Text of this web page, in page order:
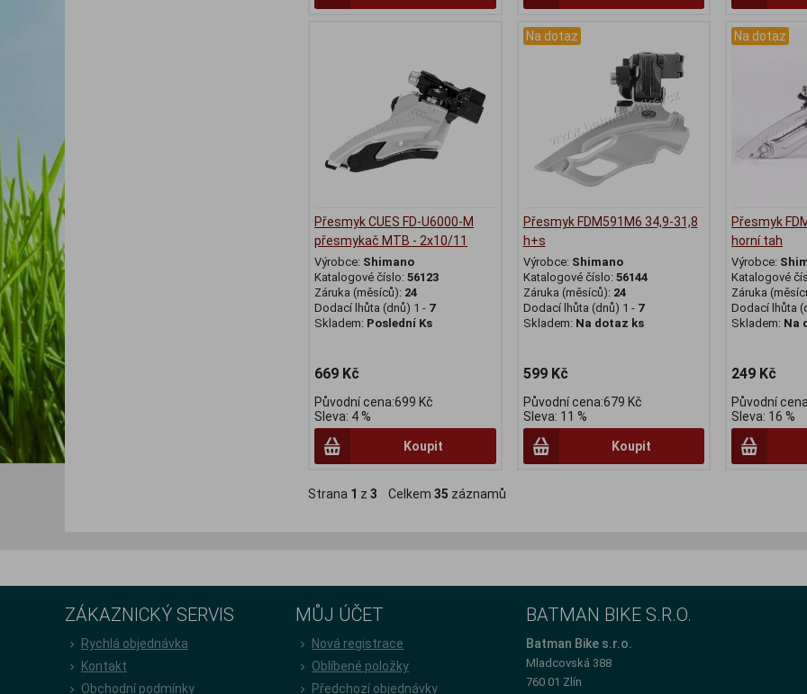
Přesmyk CUES FD-U6000-M
přesmykač MTB - 2x10/11
Výrobce: Shimano
Katalogové číslo: 56123
Záruka (měsíců): 24
Dodací lhůta (dnů) 1 - 7
Skladem: Poslední Ks
669 Kč
Původní cena:699 Kč
Sleva: 4 %
Koupit
Na dotaz
Přesmyk FDM591M6 34,9-31,8
h+s
Výrobce: Shimano
Katalogové číslo: 56144
Záruka (měsíců): 24
Dodací lhůta (dnů) 1 -7
Skladem: Na dotaz ks
599 Kč
Původní cena:679 Kč
Sleva: 11 %
Koupit
Na dotaz
Přesmyk
horní tah
Výrobce:
Katalogové
Záruka
Dodací lhůta
Skladem: Na
249 Kč
Původní
Sleva: 16 %
Strana 1 z 3 Celkem 35 záznamů
ZÁKAZNICKÝ SERVIS
Rychlá objednávka
Kontakt
Obchodní podmínky
MŮJ ÚČET
Nová registrace
Oblíbené položky
Předchozí objednávky
BATMAN BIKE S.R.O.
Batman Bike s.r.o.
Mladcovská 388
760 01 Zlín